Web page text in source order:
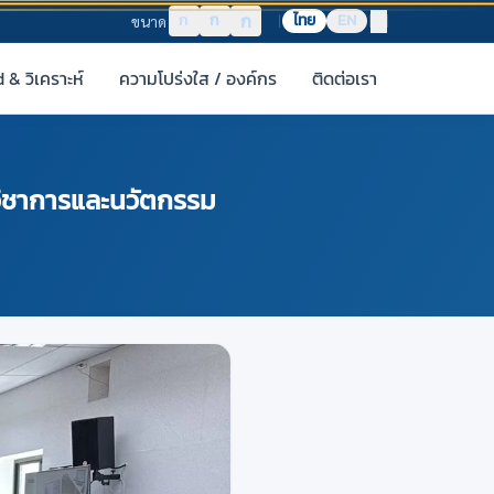
ขนาด ก ก ก ไทย EN
วิเคราะห์ ความโปร่งใส / องค์กร ติดต่อเรา
าการและนวัตกรรม